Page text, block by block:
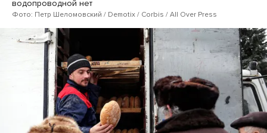
водопроводной нет
Фото: Петр Шеломовский / Demotix / Corbis / All Over Press